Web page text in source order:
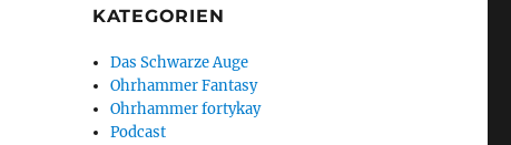
KATEGORIEN
Das Schwarze Auge
Ohrhammer Fantasy
Ohrhammer fortykay
Podcast